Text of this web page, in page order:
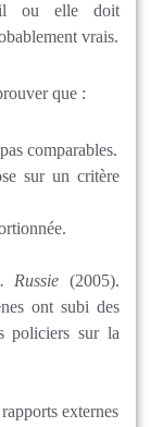
il ou elle doit
vrais.
que :
comparables.
sur un critère
Russie (2005).
ont subi des
policiers sur la
externes